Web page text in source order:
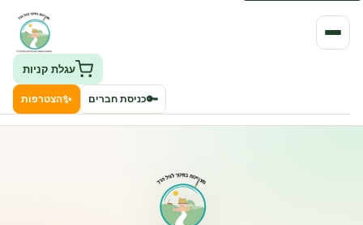
עגלת קניות
🔑כניסת חברים ✨הצטרפות